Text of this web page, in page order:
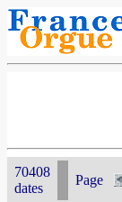
70408
dates
Page